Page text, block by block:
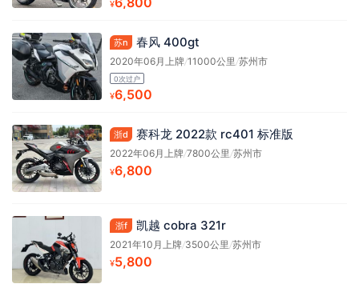
¥
苏n 春风 400gt
2020年06月上牌/11000公里/苏州市
0次过户
¥6,500
浙d 赛科龙 2022款 rc401 标准版
2022年06月上牌/7800公里/苏州市
¥6,800
浙f 凯越 cobra 321r
2021年10月上牌/3500公里/苏州市
¥5,800